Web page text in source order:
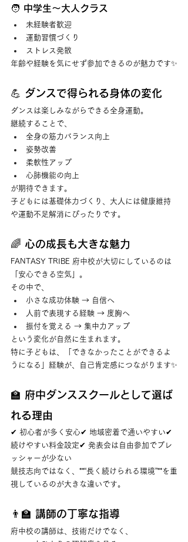
🧑 中学生〜大人クラス
未経験者歓迎
運動習慣づくり
ストレス発散
年齢や経験を気にせず参加できるのが魅力です✨
💪 ダンスで得られる身体の変化
ダンスは楽しみながらできる全身運動。
継続することで、
全身の筋力バランス向上
姿勢改善
柔軟性アップ
心肺機能の向上
が期待できます。
子どもには基礎体力づくり、大人には健康維持
や運動不足解消にぴったりです。
🌈 心の成長も大きな魅力
FANTASY TRIBE 府中校が大切にしているのは
「安心できる空気」。
その中で、
小さな成功体験 → 自信へ
人前で表現する経験 → 度胸へ
振付を覚える → 集中力アップ
という変化が自然に生まれます。
特に子どもは、「できなかったことができるよ
うになる」経験が、自己肯定感につながります✨
🏫 府中ダンススクールとして選ば
れる理由
✔ 初心者が多く安心✔ 地域密着で通いやすい✔
続けやすい料金設定✔ 発表会は自由参加でプレ
ッシャーが少ない
競技志向ではなく、**“長く続けられる環境”**を重
視しているのが大きな違いです。
👨‍🏫 講師の丁寧な指導
府中校の講師は、技術だけでなく、